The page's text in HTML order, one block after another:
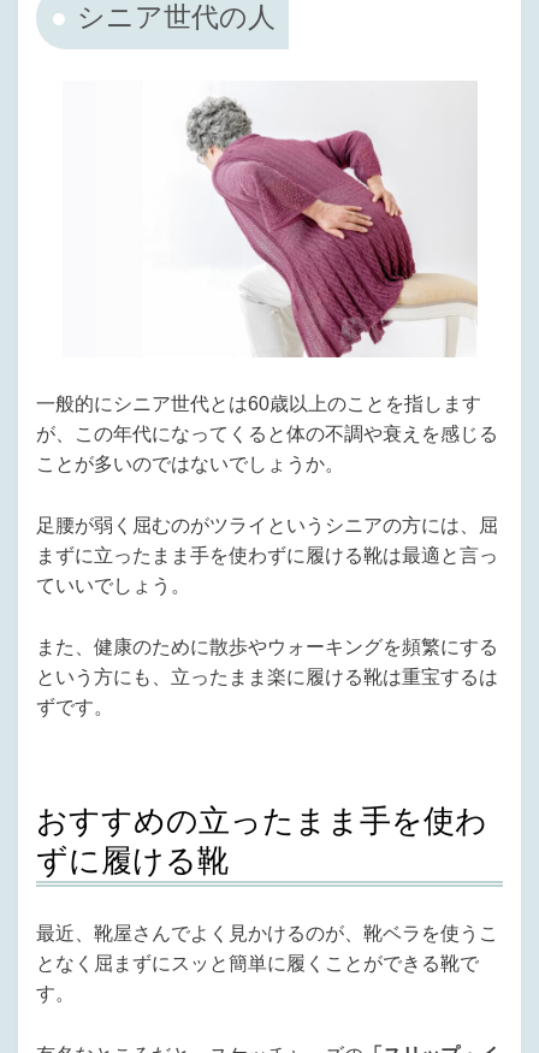
シニア世代の人
一般的にシニア世代とは60歳以上のことを指します
が、この年代になってくると体の不調や衰えを感じる
ことが多いのではないでしょうか。
足腰が弱く屈むのがツライというシニアの方には、屈
まずに立ったまま手を使わずに履ける靴は最適と言っ
ていいでしょう。
また、健康のために散歩やウォーキングを頻繁にする
という方にも、立ったまま楽に履ける靴は重宝するは
ずです。
おすすめの立ったまま手を使わ
ずに履ける靴
最近、靴屋さんでよく見かけるのが、靴ベラを使うこ
となく屈まずにスッと簡単に履くことができる靴で
す。